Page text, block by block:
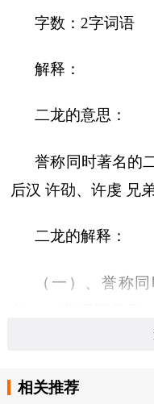
字数：2字词语
解释：
二龙的意思：
誉称同时著名的
后汉 许劭、许虔 兄弟
二龙的解释：
（一）、誉称
称 平舆 渊有二龙焉
相关推荐